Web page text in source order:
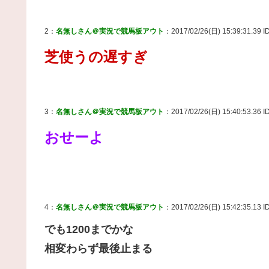
2： 名無しさん＠実況で競馬板アウト ：2017/02/26(日) 15:39:31.39
芝使うの遅すぎ
3： 名無しさん＠実況で競馬板アウト ：2017/02/26(日) 15:40:53.36
おせーよ
4： 名無しさん＠実況で競馬板アウト ：2017/02/26(日) 15:42:35.13
でも1200までかな
相変わらず最後止まる